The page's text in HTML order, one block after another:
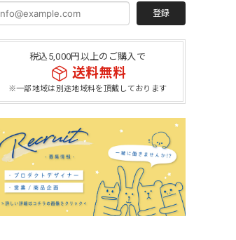
登録
税込5,000円以上のご購入で
送料無料
※一部地域は別途地域料を頂戴しております